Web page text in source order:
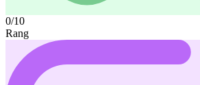
0/10
Rang